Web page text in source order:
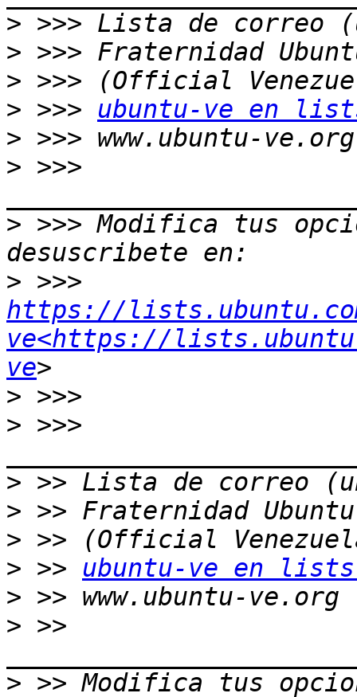
>
>
>
> >>> ubuntu-ve en
>
> >>>
> >>> Modifica tus
>
https://
ve<https://
ve
>
> >>>
>
>
>
> >> ubuntu-ve en
>
> >>
> >> Modifica tus